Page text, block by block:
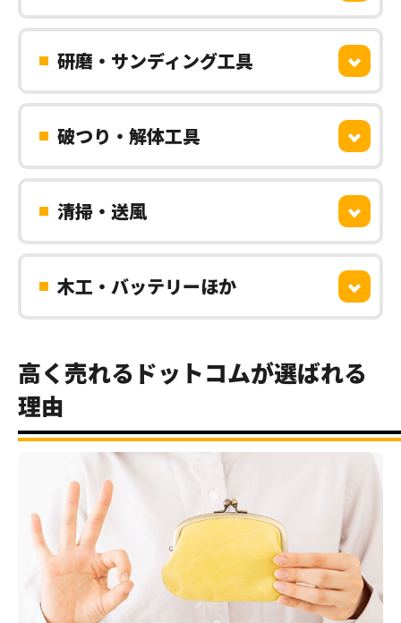
研磨・サンディング工具
破つり・解体工具
清掃・送風
木工・バッテリーほか
高く売れるドットコムが選ばれる
理由